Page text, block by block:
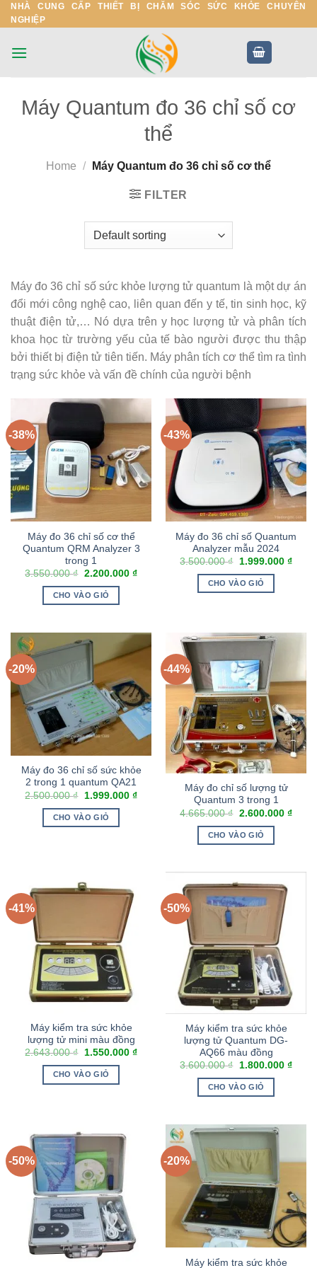
Skip
to
NHÀ CUNG CẤP THIẾT BỊ CHĂM SÓC SỨC KHỎE CHUYÊN
NGHIỆP
Máy Quantum đo 36 chỉ số cơ
thể
Home / Máy Quantum đo 36 chỉ số cơ thể
FILTER
Máy đo 36 chỉ số sức khỏe lượng tử quantum là một dự án
đổi mới công nghệ cao, liên quan đến y tế, tin sinh học, kỹ
thuật điện tử,… Nó dựa trên y học lượng tử và phân tích
khoa học từ trường yếu của tế bào người được thu thập
bởi thiết bị điện tử tiên tiến. Máy phân tích cơ thể tìm ra tình
trạng sức khỏe và vấn đề chính của người bệnh
-38%
Máy đo 36 chỉ số cơ thể
Quantum QRM Analyzer 3
trong 1
3.550.000₫ 2.200.000 ₫
CHO VÀO GIỎ
-43%
Máy đo 36 chỉ số Quantum
Analyzer mẫu 2024
3.500.000₫ 1.999.000 ₫
CHO VÀO GIỎ
-20%
Máy đo 36 chỉ số sức khỏe
2 trong 1 quantum QA21
2.500.000₫ 1.999.000 ₫
CHO VÀO GIỎ
-44%
Máy đo chỉ số lượng tử
Quantum 3 trong 1
4.665.000₫ 2.600.000 ₫
CHO VÀO GIỎ
-41%
Máy kiểm tra sức khỏe
lượng tử mini màu đồng
2.643.000₫ 1.550.000 ₫
CHO VÀO GIỎ
-50%
Máy kiểm tra sức khỏe
lượng tử Quantum DG-
AQ66 màu đồng
3.600.000₫ 1.800.000 ₫
CHO VÀO GIỎ
-50% -20%
Máy kiểm tra sức khỏe